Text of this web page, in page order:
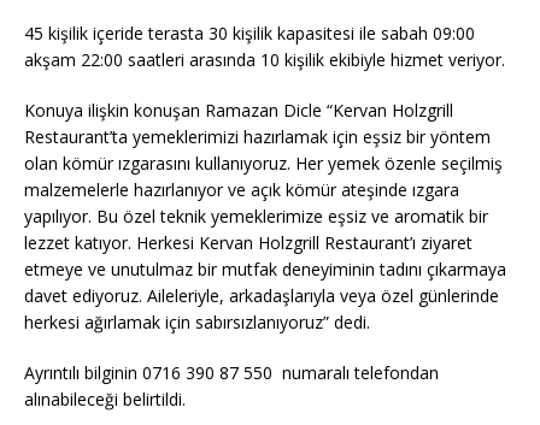
45 kişilik içeride terasta 30 kişilik kapasitesi ile sabah 09:00
akşam 22:00 saatleri arasında 10 kişilik ekibiyle hizmet veriyor.
Konuya ilişkin konuşan Ramazan Dicle “Kervan Holzgrill
Restaurant’ta yemeklerimizi hazırlamak için eşsiz bir yöntem
olan kömür ızgarasını kullanıyoruz. Her yemek özenle seçilmiş
malzemelerle hazırlanıyor ve açık kömür ateşinde ızgara
yapılıyor. Bu özel teknik yemeklerimize eşsiz ve aromatik bir
lezzet katıyor. Herkesi Kervan Holzgrill Restaurant’ı ziyaret
etmeye ve unutulmaz bir mutfak deneyiminin tadını çıkarmaya
davet ediyoruz. Aileleriyle, arkadaşlarıyla veya özel günlerinde
herkesi ağırlamak için sabırsızlanıyoruz” dedi.
Ayrıntılı bilginin 0716 390 87 550 numaralı telefondan
alınabileceği belirtildi.